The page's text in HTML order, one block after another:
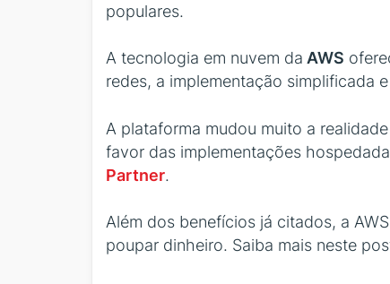
populares.
A tecnologia em nuvem da AWS
redes, a implementação simplificada
A plataforma mudou muito a
favor das implementações
Partner.
Além dos benefícios já citados, a
poupar dinheiro. Saiba mais neste